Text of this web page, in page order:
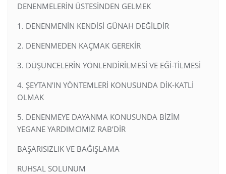
DENENMELERİN ÜSTESİNDEN GELMEK
1. DENENMENİN KENDİSİ GÜNAH DEĞİLDİR
2. DENENMEDEN KAÇMAK GEREKİR
3. DÜŞÜNCELERİN YÖNLENDİRİLMESİ VE EĞİ-TİLMESİ
4. ŞEYTAN’IN YÖNTEMLERİ KONUSUNDA DİK-KATLİ
OLMAK
5. DENENMEYE DAYANMA KONUSUNDA BİZİM
YEGANE YARDIMCIMIZ RAB’DİR
BAŞARISIZLIK VE BAĞIŞLAMA
RUHSAL SOLUNUM